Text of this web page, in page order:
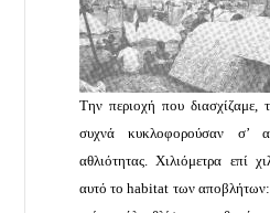
Την περιοχή που διασχίζαμε,
συχνά κυκλοφορούσαν σ’
αθλιότητας. Χιλιόμετρα επί
αυτό το habitat των αποβλήτων: